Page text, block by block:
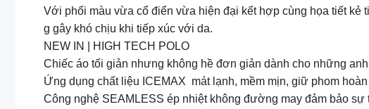
Với phối màu vừa cổ điển vừa hiện đại kết hợp cùng họa tiết kẻ
g gây khó chịu khi tiếp xúc với da.
NEW IN | HIGH TECH POLO
Chiếc áo tối giản nhưng không hề đơn giản dành cho những
Ứng dụng chất liệu ICEMAX mát lạnh, mềm mịn, giữ phom
Công nghệ SEAMLESS ép nhiệt không đường may đảm bảo